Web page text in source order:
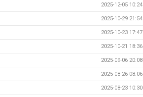
2025-12-05 10:24
2025-10-29 21:54
2025-10-23 17:47
2025-10-21 18:36
2025-09-06 20:08
2025-08-26 08:06
2025-08-23 10:30